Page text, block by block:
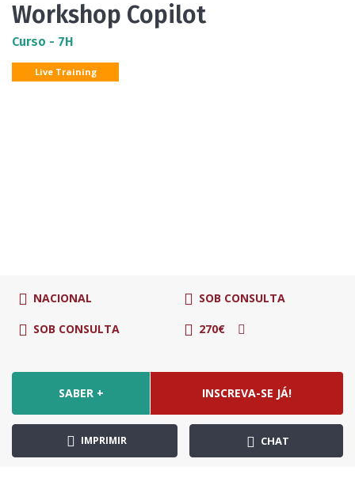
Workshop Copilot
Curso - 7H
Live Training
NACIONAL SOB CONSULTA
SOB CONSULTA 270€
SABER + INSCREVA-SE JÁ!
IMPRIMIR CHAT